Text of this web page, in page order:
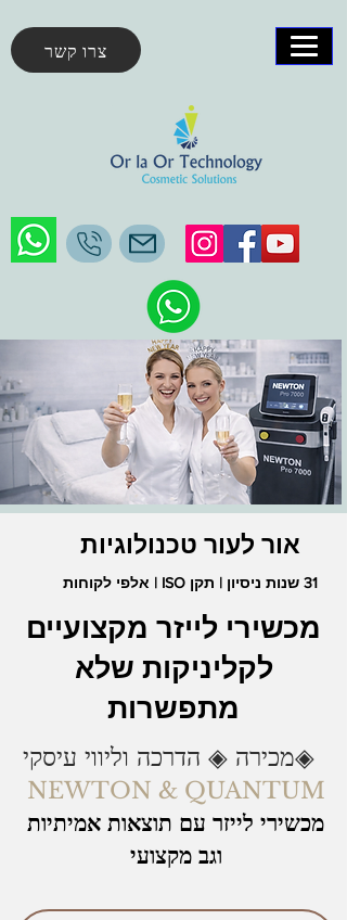
צרו קשר
אור לעור טכנולוגיות
31 שנות ניסיון | תקן ISO | אלפי לקוחות
מכשירי לייזר מקצועיים
לקליניקות שלא
מתפשרות
מכירה ◈ הדרכה וליווי עיסקי◈
NEWTON & QUANTUM
מכשירי לייזר עם תוצאות אמיתיות
וגב מקצועי